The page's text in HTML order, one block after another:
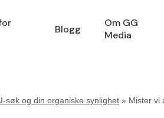
Blogg
Om GG
Media
søk og din organiske synlighet » Mister vi